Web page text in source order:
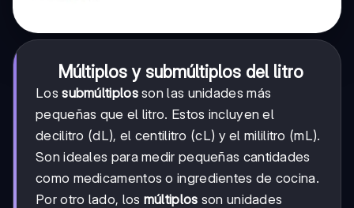
Múltiplos y submúltiplos del litro
Lossubmúltiplosson las unidades más
pequeñas que el litro. Estos incluyen el
decilitro (dL), el centilitro (cL) y el mililitro (mL).
Son ideales para medir pequeñas cantidades
como medicamentos o ingredientes de cocina.
Por otro lado, los múltiplos son unidades